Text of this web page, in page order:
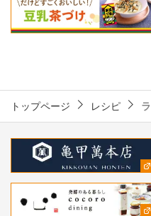
トップページ レシピ